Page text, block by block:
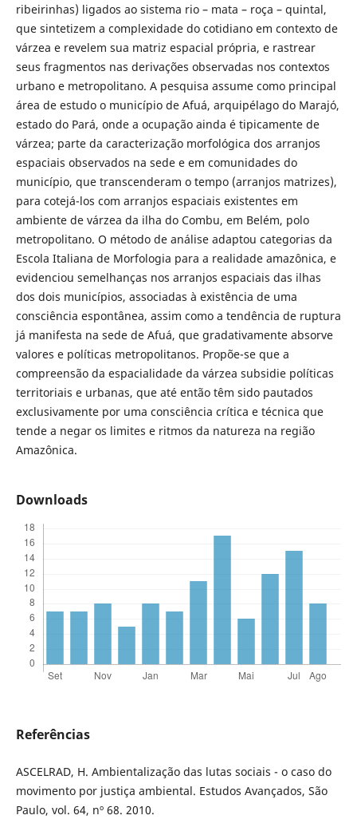
ribeirinhas) ligados ao sistema rio – mata – roça – quintal,
que sintetizem a complexidade do cotidiano em contexto de
várzea e revelem sua matriz espacial própria, e rastrear
seus fragmentos nas derivações observadas nos contextos
urbano e metropolitano. A pesquisa assume como principal
área de estudo o município de Afuá, arquipélago do Marajó,
estado do Pará, onde a ocupação ainda é tipicamente de
várzea; parte da caracterização morfológica dos arranjos
espaciais observados na sede e em comunidades do
município, que transcenderam o tempo (arranjos matrizes),
para cotejá-los com arranjos espaciais existentes em
ambiente de várzea da ilha do Combu, em Belém, polo
metropolitano. O método de análise adaptou categorias da
Escola Italiana de Morfologia para a realidade amazônica, e
evidenciou semelhanças nos arranjos espaciais das ilhas
dos dois municípios, associadas à existência de uma
consciência espontânea, assim como a tendência de ruptura
já manifesta na sede de Afuá, que gradativamente absorve
valores e políticas metropolitanos. Propõe-se que a
compreensão da espacialidade da várzea subsidie políticas
territoriais e urbanas, que até então têm sido pautados
exclusivamente por uma consciência crítica e técnica que
tende a negar os limites e ritmos da natureza na região
Amazônica.
Downloads
Referências
ASCELRAD, H. Ambientalização das lutas sociais - o caso do
movimento por justiça ambiental. Estudos Avançados, São
Paulo, vol. 64, nº 68. 2010.